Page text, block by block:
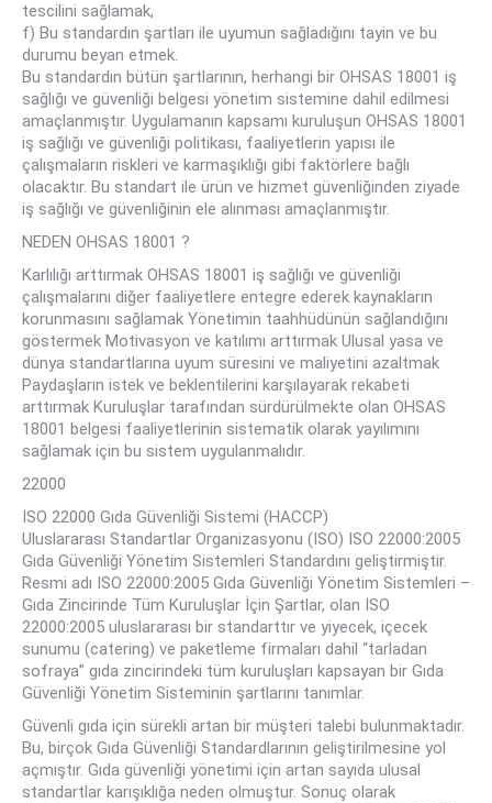
tescilini sağlamak,
f) Bu standardın şartları ile uyumun sağladığını tayin ve bu
durumu beyan etmek.
Bu standardın bütün şartlarının, herhangi bir OHSAS 18001 iş
sağlığı ve güvenliği belgesi yönetim sistemine dahil edilmesi
amaçlanmıştır. Uygulamanın kapsamı kuruluşun OHSAS 18001
iş sağlığı ve güvenliği politikası, faaliyetlerin yapısı ile
çalışmaların riskleri ve karmaşıklığı gibi faktörlere bağlı
olacaktır. Bu standart ile ürün ve hizmet güvenliğinden ziyade
iş sağlığı ve güvenliğinin ele alınması amaçlanmıştır.
NEDEN OHSAS 18001 ?
Karlılığı arttırmak OHSAS 18001 iş sağlığı ve güvenliği
çalışmalarını diğer faaliyetlere entegre ederek kaynakların
korunmasını sağlamak Yönetimin taahhüdünün sağlandığını
göstermek Motivasyon ve katılımı arttırmak Ulusal yasa ve
dünya standartlarına uyum süresini ve maliyetini azaltmak
Paydaşların istek ve beklentilerini karşılayarak rekabeti
arttırmak Kuruluşlar tarafından sürdürülmekte olan OHSAS
18001 belgesi faaliyetlerinin sistematik olarak yayılımını
sağlamak için bu sistem uygulanmalıdır.
22000
ISO 22000 Gıda Güvenliği Sistemi (HACCP)
Uluslararası Standartlar Organizasyonu (ISO) ISO 22000:2005
Gıda Güvenliği Yönetim Sistemleri Standardını geliştirmiştir.
Resmi adı ISO 22000:2005 Gıda Güvenliği Yönetim Sistemleri –
Gıda Zincirinde Tüm Kuruluşlar İçin Şartlar, olan ISO
22000:2005 uluslararası bir standarttır ve yiyecek, içecek
sunumu (catering) ve paketleme firmaları dahil “tarladan
sofraya” gıda zincirindeki tüm kuruluşları kapsayan bir Gıda
Güvenliği Yönetim Sisteminin şartlarını tanımlar.
Güvenli gıda için sürekli artan bir müşteri talebi bulunmaktadır.
Bu, birçok Gıda Güvenliği Standardlarının geliştirilmesine yol
açmıştır. Gıda güvenliği yönetimi için artan sayıda ulusal
standartlar karışıklığa neden olmuştur. Sonuç olarak